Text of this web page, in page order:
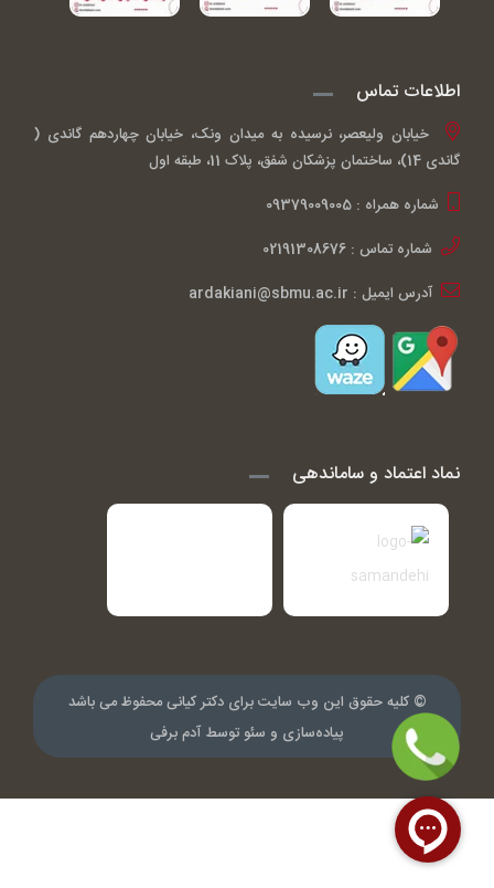
اطلاعات تماس
خیابان ولیعصر، نرسیده به میدان ونک، خیابان چهاردهم گاندی (
گاندی 14)، ساختمان پزشکان شفق، پلاک 11، طبقه اول
شماره همراه : 09379009005
شماره تماس : 02191308676
آدرس ایمیل : ardakiani@sbmu.ac.ir
نماد اعتماد و ساماندهی
© کلیه حقوق این وب سایت برای دکتر کیانی محفوظ می باشد
پیاده‌سازی و سئو توسط آدم برفی